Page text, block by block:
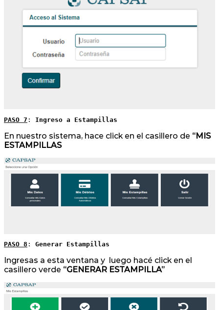
PASO 7 : Ingreso a Estampillas
En nuestro sistema, hace click en el casillero de “MIS
ESTAMPILLAS
PASO 8 : Generar Estampillas
Ingresas a esta ventana y luego hacé click en el
casillero verde “GENERAR ESTAMPILLA”